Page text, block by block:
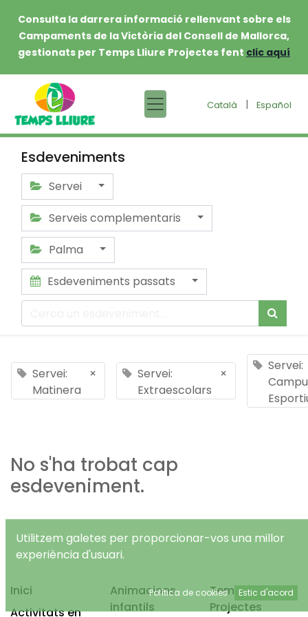
Consulta la darrera informació rellenvant sobre els
Campaments de la Victòria del Consell de Mallorca,
gestionats per Temps Lliure Projectes fent clic aquí
Català | Español
Esdeveniments
Servei
Serveis complementaris
Palma
Esdeveniments passats
Servei:
Matinera
×
Servei:
Extraescolars
×
Servei:
No s'ha trobat cap
esdeveniment.
Inici
Activitats en
Animacions
infantils
Temps Lliure
Projectes
Utilitzem galetes per proporcionar-vos una millor
experiència d'usuari.
Política de cookies Estic d'acord